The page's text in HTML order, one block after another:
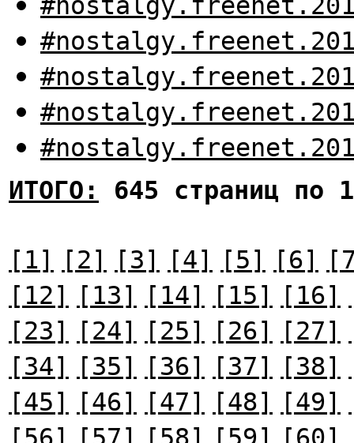
ИТОГО:
645 страниц по
[1] [2] [3] [4] [5] [6]
[12]
[13] [14] [15] [16]
[23]
[24] [25] [26] [27]
[34]
[35] [36] [37] [38]
[45]
[46] [47] [48] [49]